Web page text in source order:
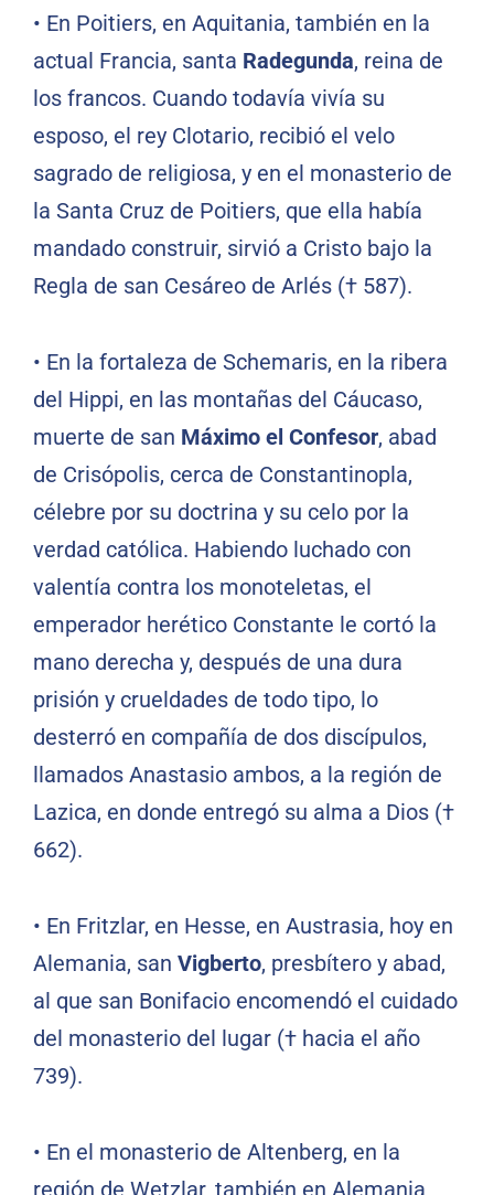
• En Poitiers, en Aquitania, también en la
actual Francia, santa Radegunda, reina de
los francos. Cuando todavía vivía su
esposo, el rey Clotario, recibió el velo
sagrado de religiosa, y en el monasterio de
la Santa Cruz de Poitiers, que ella había
mandado construir, sirvió a Cristo bajo la
Regla de san Cesáreo de Arlés († 587).
• En la fortaleza de Schemaris, en la ribera
del Hippi, en las montañas del Cáucaso,
muerte de san Máximo el Confesor, abad
de Crisópolis, cerca de Constantinopla,
célebre por su doctrina y su celo por la
verdad católica. Habiendo luchado con
valentía contra los monoteletas, el
emperador herético Constante le cortó la
mano derecha y, después de una dura
prisión y crueldades de todo tipo, lo
desterró en compañía de dos discípulos,
llamados Anastasio ambos, a la región de
Lazica, en donde entregó su alma a Dios (†
662).
• En Fritzlar, en Hesse, en Austrasia, hoy en
Alemania, san Vigberto, presbítero y abad,
al que san Bonifacio encomendó el cuidado
del monasterio del lugar († hacia el año
739).
• En el monasterio de Altenberg, en la
región de Wetzlar, también en Alemania,